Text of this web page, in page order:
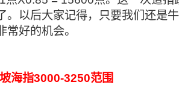
。以后大家记得，只要我们还是
常好的机会。
海指3000-3250范围